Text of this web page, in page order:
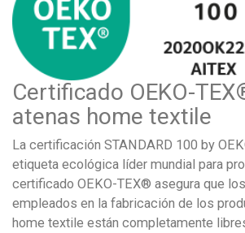
Certificado OEKO-
atenas home textile
La certificación STANDARD 100 by
etiqueta ecológica líder mundial para
certificado OEKO-TEX® asegura que
empleados en la fabricación de los
home textile están completamente